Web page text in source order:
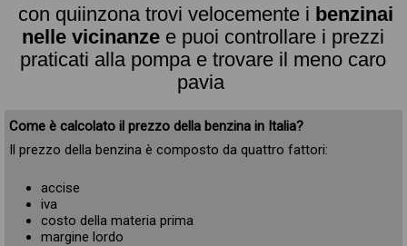
con quiinzona trovi velocemente i benzinai
nelle vicinanze e puoi controllare i prezzi
praticati alla pompa e trovare il meno caro
pavia
Come è calcolato il prezzo della benzina in Italia?
Il prezzo della benzina è composto da quattro fattori:
accise
iva
costo della materia prima
margine lordo